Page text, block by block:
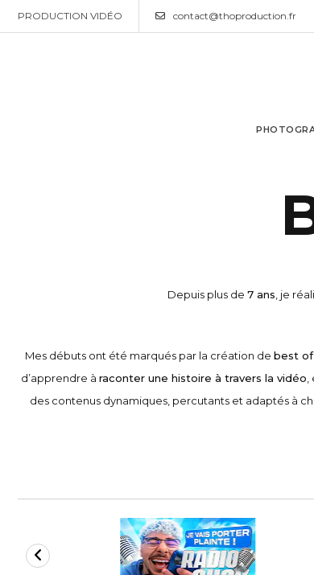
PRODUCTION VIDÉO contact@thoproduction.fr
Depuis plus de 7 ans , je
Mes débuts ont été marqués par la création de best
d’apprendre à raconter une histoire à travers la vidéo
des contenus dynamiques, percutants et adaptés à